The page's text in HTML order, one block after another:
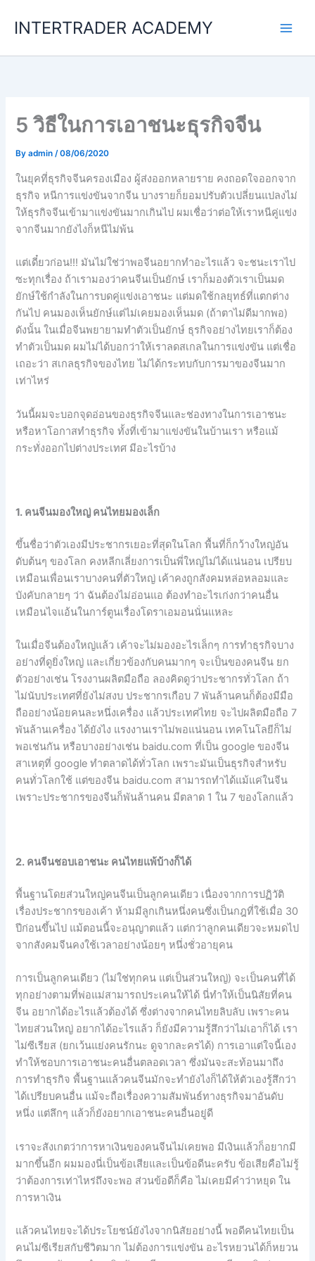
INTERTRADER ACADEMY
5 วิธีในการเอาชนะธุรกิจจีน
Byadmin/08/06/2020
ในยุคที่ธุรกิจจีนครองเมือง ผู้ส่งออกหลายราย คงถอดใจออกจาก
ธุรกิจ หนีการแข่งขันจากจีน บางรายก็ยอมปรับตัวเปลี่ยนแปลงไม่
ให้ธุรกิจจีนเข้ามาแข่งขันมากเกินไป ผมเชื่อว่าต่อให้เราหนีคู่แข่ง
จากจีนมากยังไงก็หนีไม่พ้น
แต่เดี๋ยวก่อน!!! มันไม่ใช่ว่าพอจีนอยากทำอะไรแล้ว จะชนะเราไป
ซะทุกเรื่อง ถ้าเรามองว่าคนจีนเป็นยักษ์ เราก็มองตัวเราเป็นมด
ยักษ์ใช้กำลังในการบดคู่แข่งเอาชนะ แต่มดใช้กลยุทธ์ที่แตกต่าง
กันไป คนมองเห็นยักษ์แต่ไม่เคยมองเห็นมด (ถ้าตาไม่ดีมากพอ)
ดังนั้น ในเมื่อจีนพยายามทำตัวเป็นยักษ์ ธุรกิจอย่างไทยเราก็ต้อง
ทำตัวเป็นมด ผมไม่ได้บอกว่าให้เราลดสเกลในการแข่งขัน แต่เชื่อ
เถอะว่า สเกลธุรกิจของไทย ไม่ได้กระทบกับการมาของจีนมาก
เท่าไหร่
วันนี้ผมจะบอกจุดอ่อนของธุรกิจจีนและช่องทางในการเอาชนะ
หรือหาโอกาสทำธุรกิจ ทั้งที่เข้ามาแข่งขันในบ้านเรา หรือแม้
กระทั่งออกไปต่างประเทศ มีอะไรบ้าง
1. คนจีนมองใหญ่ คนไทยมองเล็ก
ขึ้นชื่อว่าตัวเองมีประชากรเยอะที่สุดในโลก พื้นที่ก็กว้างใหญ่อัน
ดับต้นๆ ของโลก คงหลีกเลี่ยงการเป็นพี่ใหญ่ไม่ได้แน่นอน เปรียบ
เหมือนเพื่อนเราบางคนที่ตัวใหญ่ เค้าคงถูกสังคมหล่อหลอมและ
บังคับกลายๆ ว่า ฉันต้องไม่อ่อนแอ ต้องทำอะไรเก่งกว่าคนอื่น
เหมือนไจแอ้นในการ์ตูนเรื่องโดราเอมอนนั่นแหละ
ในเมื่อจีนต้องใหญ่แล้ว เค้าจะไม่มองอะไรเล็กๆ การทำธุรกิจบาง
อย่างที่ดูยิ่งใหญ่ และเกี่ยวข้องกับคนมากๆ จะเป็นของคนจีน ยก
ตัวอย่างเช่น โรงงานผลิตมือถือ ลองคิดดูว่าประชากรทั่วโลก ถ้า
ไม่นับประเทศที่ยังไม่สงบ ประชากรเกือบ 7 พันล้านคนก็ต้องมีมือ
ถืออย่างน้อยคนละหนึ่งเครื่อง แล้วประเทศไทย จะไปผลิตมือถือ 7
พันล้านเครื่อง ได้ยังไง แรงงานเราไม่พอแน่นอน เทคโนโลยีก็ไม่
พอเช่นกัน หรือบางอย่างเช่น baidu.com ที่เป็น google ของจีน
สาเหตุที่ google ทำตลาดได้ทั่วโลก เพราะมันเป็นธุรกิจสำหรับ
คนทั่วโลกใช้ แต่ของจีน baidu.com สามารถทำได้แม้แค่ในจีน
เพราะประชากรของจีนก็พันล้านคน มีตลาด 1 ใน 7 ของโลกแล้ว
2. คนจีนชอบเอาชนะ คนไทยแพ้บ้างก็ได้
พื้นฐานโดยส่วนใหญ่คนจีนเป็นลูกคนเดียว เนื่องจากการปฏิวัติ
เรื่องประชากรของเค้า ห้ามมีลูกเกินหนึ่งคนซึ่งเป็นกฎที่ใช้เมื่อ 30
ปีก่อนขึ้นไป แม้ตอนนี้จะอนุญาตแล้ว แต่กว่าลูกคนเดียวจะหมดไป
จากสังคมจีนคงใช้เวลาอย่างน้อยๆ หนึ่งชั่วอายุคน
การเป็นลูกคนเดียว (ไม่ใช่ทุกคน แต่เป็นส่วนใหญ่) จะเป็นคนที่ได้
ทุกอย่างตามที่พ่อแม่สามารถประเคนให้ได้ นี่ทำให้เป็นนิสัยที่คน
จีน อยากได้อะไรแล้วต้องได้ ซึ่งต่างจากคนไทยลิบลับ เพราะคน
ไทยส่วนใหญ่ อยากได้อะไรแล้ว ก็ยังมีความรู้สึกว่าไม่เอาก็ได้ เรา
ไม่ซีเรียส (ยกเว้นแย่งคนรักนะ ดูจากละครได้) การเอาแต่ใจนี้เอง
ทำให้ชอบการเอาชนะคนอื่นตลอดเวลา ซึ่งมันจะสะท้อนมาถึง
การทำธุรกิจ พื้นฐานแล้วคนจีนมักจะทำยังไงก็ได้ให้ตัวเองรู้สึกว่า
ได้เปรียบคนอื่น แม้จะถือเรื่องความสัมพันธ์ทางธุรกิจมาอันดับ
หนึ่ง แต่ลึกๆ แล้วก็ยังอยากเอาชนะคนอื่นอยู่ดี
เราจะสังเกตว่าการหาเงินของคนจีนไม่เคยพอ มีเงินแล้วก็อยากมี
มากขึ้นอีก ผมมองนี่เป็นข้อเสียและเป็นข้อดีนะครับ ข้อเสียคือไม่รู้
ว่าต้องการเท่าไหร่ถึงจะพอ ส่วนข้อดีก็คือ ไม่เคยมีคำว่าหยุด ใน
การหาเงิน
แล้วคนไทยจะได้ประโยชน์ยังไงจากนิสัยอย่างนี้ พอดีคนไทยเป็น
คนไม่ซีเรียสกับชีวิตมาก ไม่ต้องการแข่งขัน อะไรหยวนได้ก็หยวน